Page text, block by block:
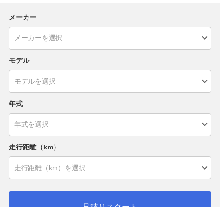
メーカー
モデル
年式
走行距離（km）